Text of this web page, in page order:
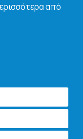
από